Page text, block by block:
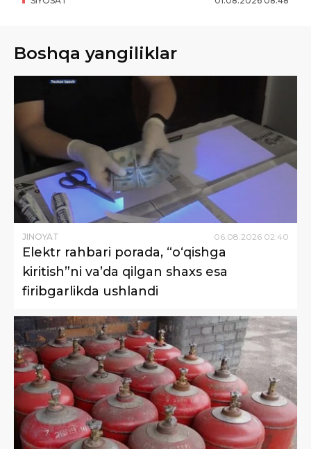
Boshqa yangiliklar
JINOYAT 06.08.2026 02:40
Elektr rahbari porada, “o‘qishga
kiritish”ni va’da qilgan shaxs esa
firibgarlikda ushlandi